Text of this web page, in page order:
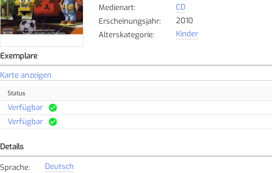
Medienart:
CD
Erscheinungsjahr:
2010
Alterskategorie: Kinder
Exemplare
Karte anzeigen
Status
Verfügbar
Verfügbar
Details
Sprache:
Deutsch